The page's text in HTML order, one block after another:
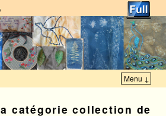
Menu ↓
catégoriecollection de